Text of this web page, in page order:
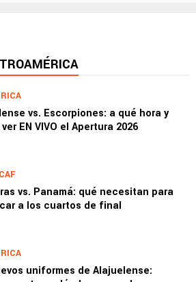
vs. Escorpiones: a qué hora y
EN VIVO el Apertura 2026
vs. Panamá: qué necesitan para
a los cuartos de final
uniformes de Alajuelense: